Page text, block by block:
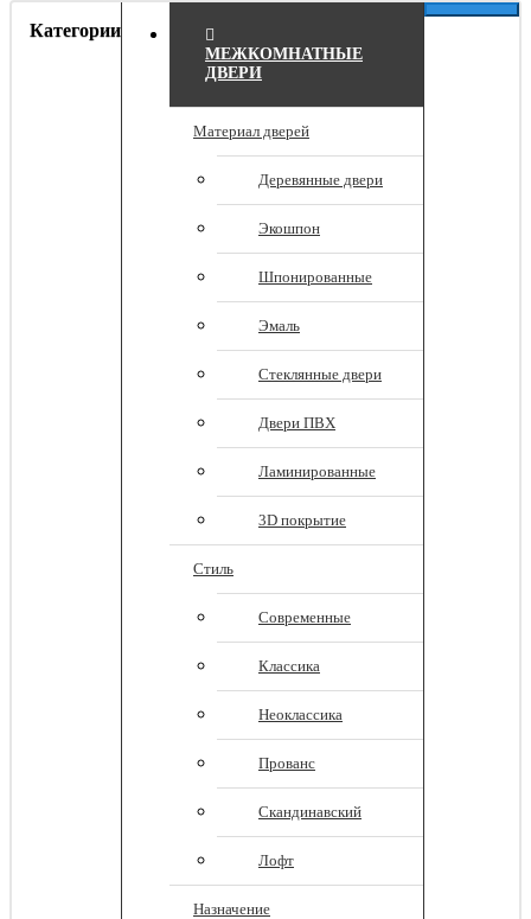
Категории
МЕЖКОМНАТНЫЕ
ДВЕРИ
Материал дверей
Деревянные двери
Экошпон
Шпонированные
Эмаль
Стеклянные двери
Двери ПВХ
Ламинированные
3D покрытие
Стиль
Современные
Классика
Неоклассика
Прованс
Скандинавский
Лофт
Назначение